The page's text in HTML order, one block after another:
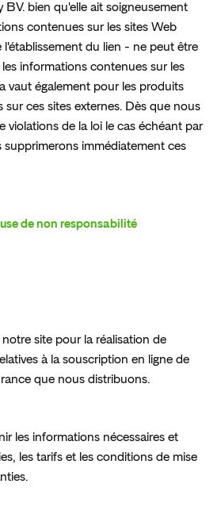
BV. bien qu'elle ait soigneusement
contenues sur les sites Web
du lien - ne peut être
informations contenues sur les
vaut également pour les produits
ces sites externes. Dès que nous
violations de la loi le cas échéant par
supprimerons immédiatement ces
de non responsabilité
site pour la réalisation de
à la souscription en ligne de
que nous distribuons.
les informations nécessaires et
les tarifs et les conditions de mise